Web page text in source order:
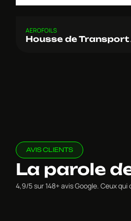
AEROFOILS
Housse de
AVIS CLIENTS
La parole
4,9/5 sur 148+ avis Google. Ceux